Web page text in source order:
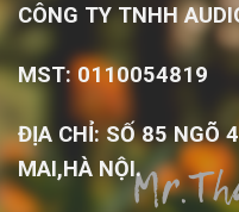
CÔNG TY TNHH
MST: 0110054819
ĐỊA CHỈ: SỐ 85 NGÕ
MAI,HÀ NỘI.